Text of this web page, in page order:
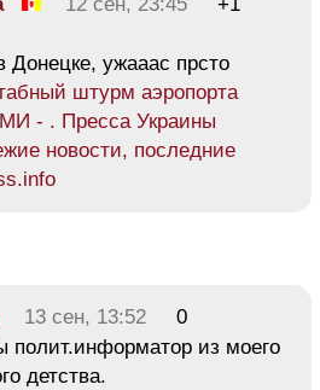
Донецке, ужааас прсто
штурм аэропорта
- . Пресса Украины
новости, последние
13 сен, 13:52
0
полит.информатор из моего
детства.